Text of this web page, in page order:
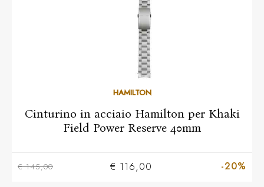
HAMILTON
Cinturino in acciaio Hamilton per Khaki
Field Power Reserve 40mm
€ 145,00 € 116,00 -20%